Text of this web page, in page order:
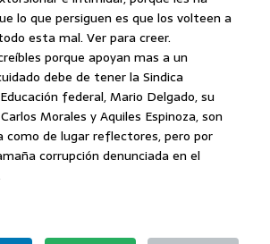
lo que persiguen es que los volteen a
esta mal. Ver para creer.
porque apoyan mas a un
debe de tener la Sindica
federal, Mario Delgado, su
Morales y Aquiles Espinoza, son
como de lugar reflectores, pero por
corrupción denunciada en el